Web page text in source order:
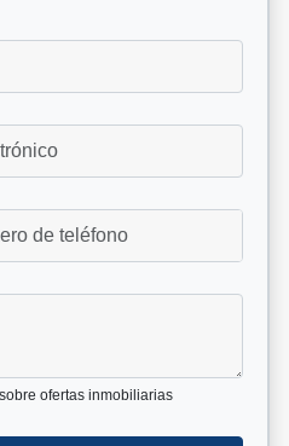
ofertas inmobiliarias